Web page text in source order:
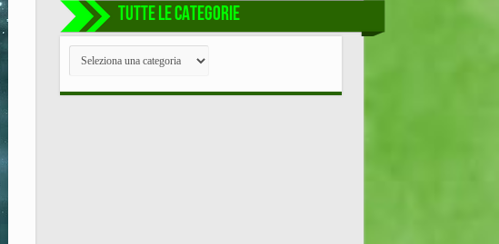
TUTTE LE CATEGORIE
TUTTE
CATEGORIE